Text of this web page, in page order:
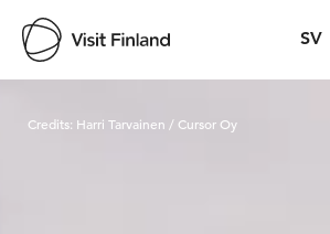
SV
Credits: Harri Tarvainen / Cursor Oy